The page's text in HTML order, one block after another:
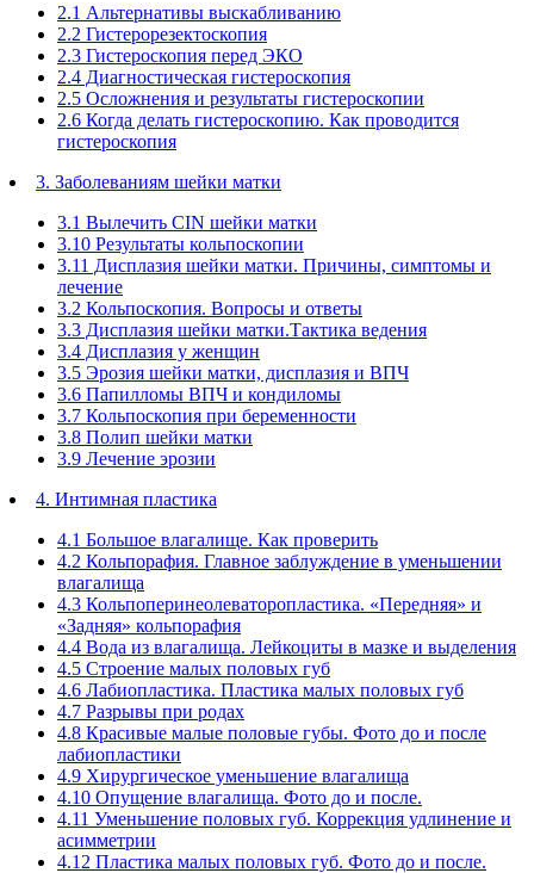
2.1 Альтернативы выскабливанию
2.2 Гистерорезектоскопия
2.3 Гистероскопия перед ЭКО
2.4 Диагностическая гистероскопия
2.5 Осложнения и результаты гистероскопии
2.6 Когда делать гистероскопию. Как проводится
гистероскопия
3. Заболеваниям шейки матки
3.1 Вылечить CIN шейки матки
3.10 Результаты кольпоскопии
3.11 Дисплазия шейки матки. Причины, симптомы и
лечение
3.2 Кольпоскопия. Вопросы и ответы
3.3 Дисплазия шейки матки.Тактика ведения
3.4 Дисплазия у женщин
3.5 Эрозия шейки матки, дисплазия и ВПЧ
3.6 Папилломы ВПЧ и кондиломы
3.7 Кольпоскопия при беременности
3.8 Полип шейки матки
3.9 Лечение эрозии
4. Интимная пластика
4.1 Большое влагалище. Как проверить
4.2 Кольпорафия. Главное заблуждение в уменьшении
влагалища
4.3 Кольпоперинеолеваторопластика. «Передняя» и
«Задняя» кольпорафия
4.4 Вода из влагалища. Лейкоциты в мазке и выделения
4.5 Строение малых половых губ
4.6 Лабиопластика. Пластика малых половых губ
4.7 Разрывы при родах
4.8 Красивые малые половые губы. Фото до и после
лабиопластики
4.9 Хирургическое уменьшение влагалища
4.10 Опущение влагалища. Фото до и после.
4.11 Уменьшение половых губ. Коррекция удлинение и
асимметрии
4.12 Пластика малых половых губ. Фото до и после.